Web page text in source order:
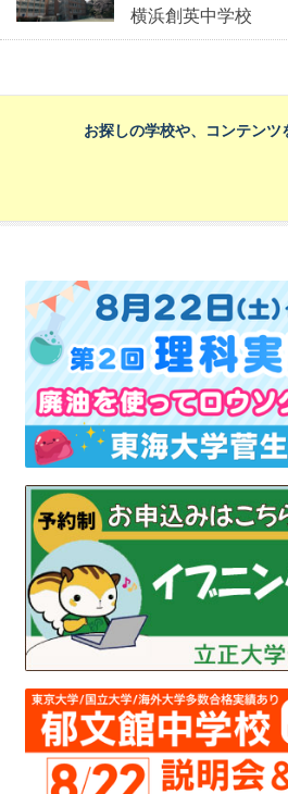
横浜創英中学校
お探しの学校や、コンテンツ